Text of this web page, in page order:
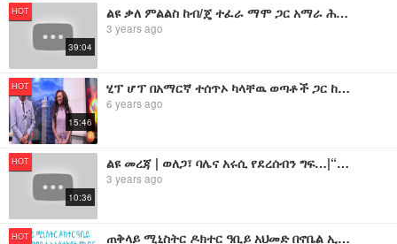
HOT
39:04
ልዩ ቃለ ምልልስ ከብ/ጄ ተፈራ ማሞ ጋር አማራ ሕዝብ ቁርጠኛ መሪ ካልፈጠረ እንደቆሰለ ይኖራል - ልዩ ቃለ ምልልስ ከብ/ጄ ተፈራ ማሞ ጋር
3 years ago
HOT
15:46
ሂፕ ሆፕ በአማርኛ ተሰጥኦ ካላቸዉ ወጣቶች ጋር ከእሁድን በኢቢኤስ/Ehuden Be EBS With Thalented Young Hiphop Boys
6 years ago
HOT
10:36
ልዩ መረጃ | ወለጋ፣ ባሌና አሩሲ የደረሰብን ግፍ…|“ጃልመሮ አስማተኛ ነው”ብሎ የሚያምን ጀነራል አለ
3 years ago
HOT ጠቅላይ ሚኒስትር ዶክተር ዓቢይ አህመድ በኖቤል ኢኒስቲትዩት የክብር መዝገብ ላይ በአማርኛ የተፃፈ ፊርማ በማስቀመጥ የመጀመሪያው ሆነዋል፡፡